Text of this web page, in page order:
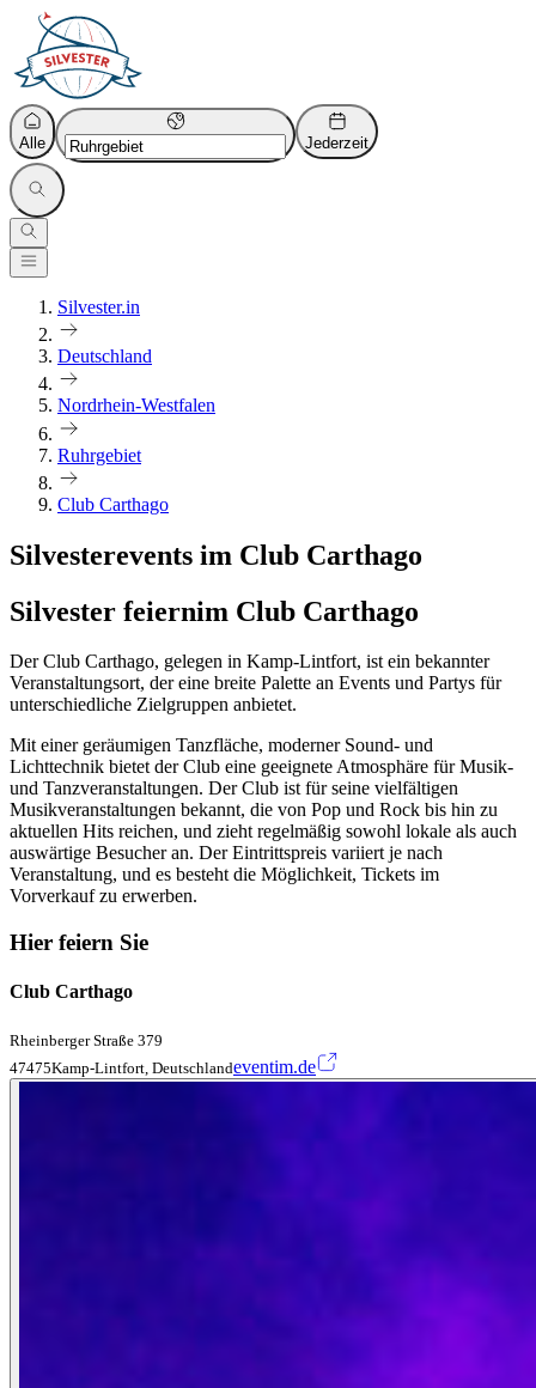
Alle Jederzeit
Silvester.in
Deutschland
Nordrhein-Westfalen
Ruhrgebiet
Club Carthago
Silvesterevents im Club Carthago
Silvester feiernim Club Carthago
Der Club Carthago, gelegen in Kamp-Lintfort, ist ein bekannter
Veranstaltungsort, der eine breite Palette an Events und Partys für
unterschiedliche Zielgruppen anbietet.
Mit einer geräumigen Tanzfläche, moderner Sound- und
Lichttechnik bietet der Club eine geeignete Atmosphäre für Musik-
und Tanzveranstaltungen. Der Club ist für seine vielfältigen
Musikveranstaltungen bekannt, die von Pop und Rock bis hin zu
aktuellen Hits reichen, und zieht regelmäßig sowohl lokale als auch
auswärtige Besucher an. Der Eintrittspreis variiert je nach
Veranstaltung, und es besteht die Möglichkeit, Tickets im
Vorverkauf zu erwerben.
Hier feiern Sie
Club Carthago
Rheinberger Straße 379
47475Kamp-Lintfort, Deutschlandeventim.de